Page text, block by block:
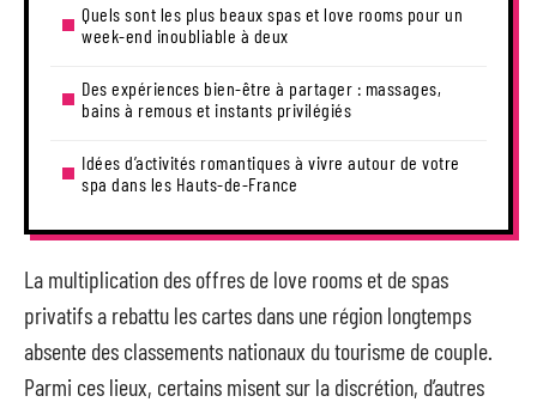
Quels sont les plus beaux spas et love rooms pour un
week-end inoubliable à deux
Des expériences bien-être à partager : massages,
bains à remous et instants privilégiés
Idées d’activités romantiques à vivre autour de votre
spa dans les Hauts-de-France
La multiplication des offres de love rooms et de spas
privatifs a rebattu les cartes dans une région longtemps
absente des classements nationaux du tourisme de couple.
Parmi ces lieux, certains misent sur la discrétion, d’autres